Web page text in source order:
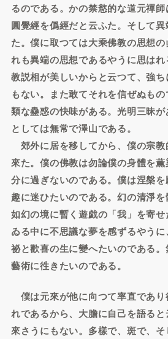
るのである。かの禁慾的な道元禪
圓覺經を僞經だと云ふた。そして
た。僕に取つては大乘佛教の思想
れも異端の思想であるやうに思は
教説相が美しいからと云つて、強
もない。また敢てそれを信ぜぬも
類な蠱惑の快味がある。光明三昧
としては無常で澤山である。
郊外に居を移してから、僕の宗
來た。僕の佛教は勿論僕の身體を
分に過ぎないのである。僕は涅槃
趣に迷ひたいのである。幻の清淨
如幻の境に暫く遊戯の「我」を寄
ゐる中に不思議な夢を感ずるやう
祕と歡喜の生に變へたいのである
藝術に徃きたいのである。
僕は元來が他に向つて率直であ
れであるから、大膽に自己を語る
來さうにもない。多樣で、斑で、